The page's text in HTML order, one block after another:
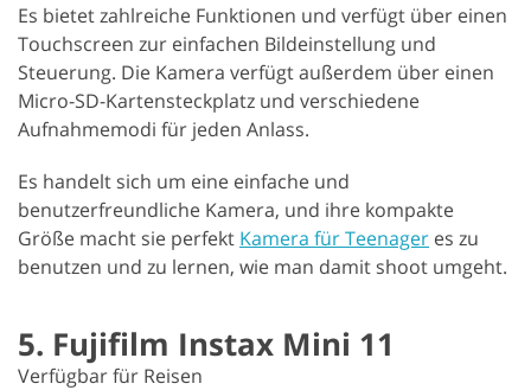
Es bietet zahlreiche Funktionen und verfügt über einen
Touchscreen zur einfachen Bildeinstellung und
Steuerung. Die Kamera verfügt außerdem über einen
Micro-SD-Kartensteckplatz und verschiedene
Aufnahmemodi für jeden Anlass.
Es handelt sich um eine einfache und
benutzerfreundliche Kamera, und ihre kompakte
Größe macht sie perfekt Kamera für Teenager es zu
benutzen und zu lernen, wie man damit shoot umgeht.
5. Fujifilm Instax Mini 11
Verfügbar für Reisen